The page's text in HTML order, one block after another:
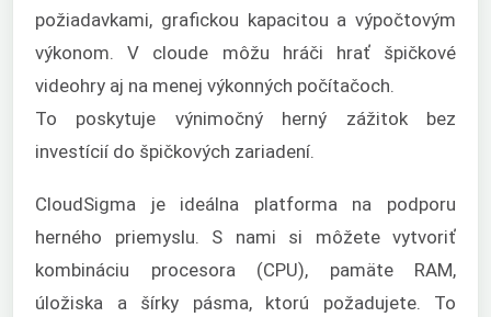
požiadavkami, grafickou kapacitou a výpočtovým
výkonom. V cloude môžu hráči hrať špičkové
videohry aj na menej výkonných počítačoch.
To poskytuje výnimočný herný zážitok bez
investícií do špičkových zariadení.
CloudSigma je ideálna platforma na podporu
herného priemyslu. S nami si môžete vytvoriť
kombináciu procesora (CPU), pamäte RAM,
úložiska a šírky pásma, ktorú požadujete. To